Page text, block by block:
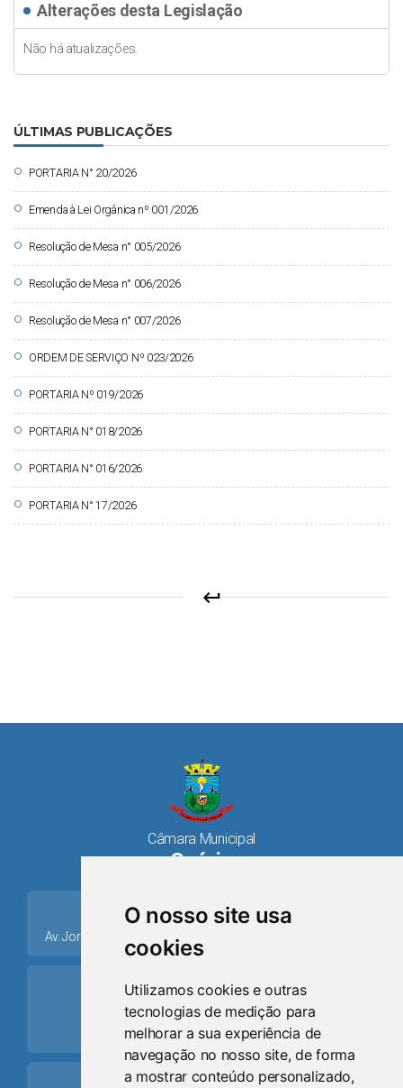
O nosso site usa
cookies
Utilizamos cookies e outras
tecnologias de medição para
melhorar a sua experiência de
navegação no nosso site, de forma
a mostrar conteúdo personalizado,
Alterações desta Legislação
Não há atualizações.
ÚLTIMAS PUBLICAÇÕES
circle PORTARIA N° 20/2026
circle Emenda à Lei Orgânica nº 001/2026
circle Resolução de Mesa n° 005/2026
circle Resolução de Mesa n° 006/2026
circle Resolução de Mesa n° 007/2026
circle ORDEM DE SERVIÇO Nº 023/2026
circle PORTARIA Nº 019/2026
circle PORTARIA N° 018/2026
circle PORTARIA N° 016/2026
circle PORTARIA N° 17/2026
keyboard_return
Câmara Municipal
Osório
place
Av. Jorge Dariva, 1211, Centro CEP: 95520.000 - Osório/RS
ring_volume
Telefone
(51) 9 8024-0884
Schedule